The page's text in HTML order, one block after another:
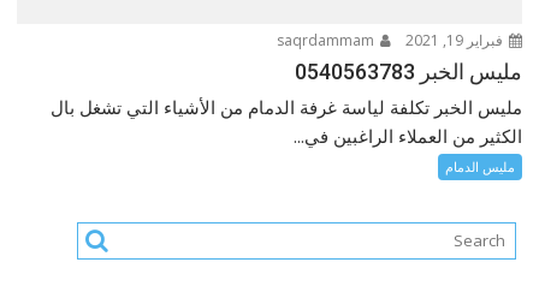
فبراير 19, 2021
مليس الخبر 0540563783
مليس الخبر تكلفة لياسة غرفة الدمام من الأشياء التي تشغل بال
الكثير من العملاء الراغبين في...
مليس الدمام